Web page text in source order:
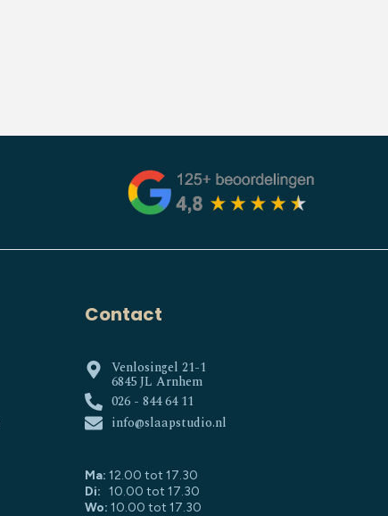
Contact
Venlosingel 21-1
6845 JL Arnhem
026 - 844 64 11
info@slaapstudio.nl
Ma: 12.00 tot 17.30
Di: 10.00 tot 17.30
Wo: 10.00 tot 17.30